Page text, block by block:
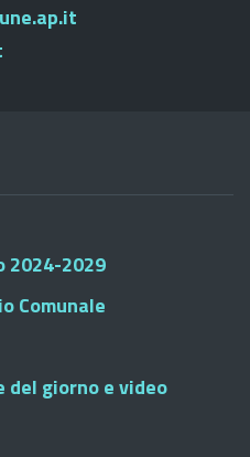
2024-2029
Comunale
del giorno e video